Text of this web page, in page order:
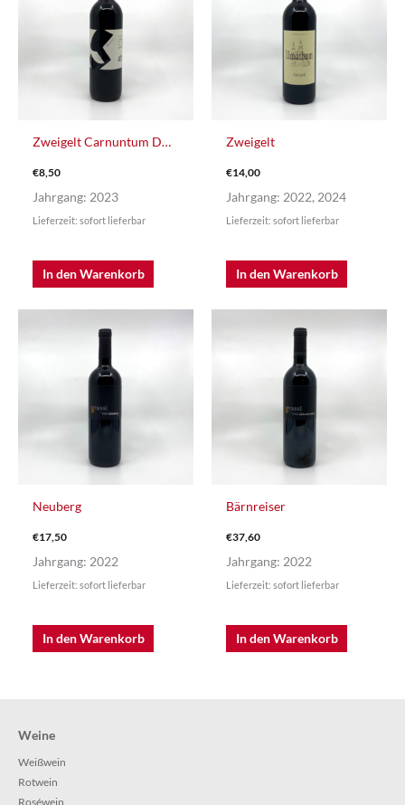
Zweigelt Carnuntum DAC
€8,50
Jahrgang: 2023
Lieferzeit: sofort lieferbar
In den Warenkorb
Zweigelt
€14,00
Jahrgang: 2022, 2024
Lieferzeit: sofort lieferbar
In den Warenkorb
Neuberg
€17,50
Jahrgang: 2022
Lieferzeit: sofort lieferbar
In den Warenkorb
Bärnreiser
€37,60
Jahrgang: 2022
Lieferzeit: sofort lieferbar
In den Warenkorb
Weine
Weißwein
Rotwein
Roséwein